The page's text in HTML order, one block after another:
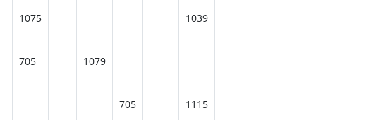
1075 1039
705 1079
705 1115